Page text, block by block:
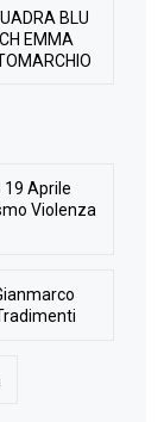
BLU
EMMA
Aprile
Violenza